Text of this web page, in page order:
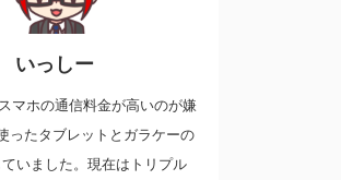
いっしー
マホの通信料金が高いのが嫌
ったタブレットとガラケーの
いました。現在はトリプル